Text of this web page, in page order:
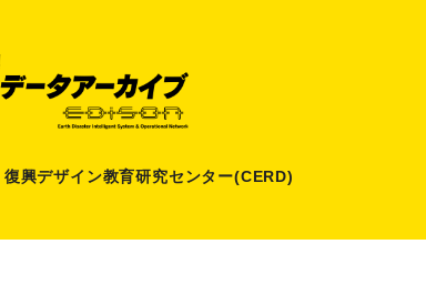
復興デザイン教育研究センター(CERD)